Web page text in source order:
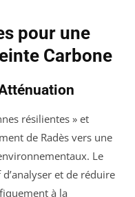
pour une
Carbone
résilientes » et
de Radès vers une
Le
et de réduire
à la